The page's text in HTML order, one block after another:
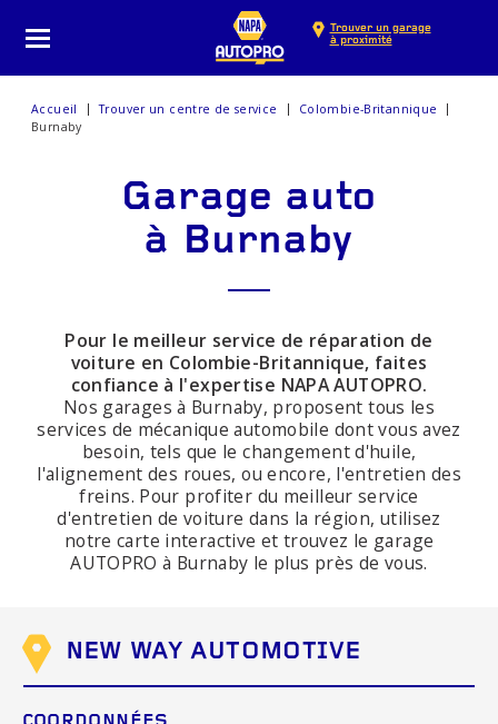
Trouver un garage
à proximité
Accueil Trouver un centre de service
Colombie-Britannique
Burnaby
Garage auto
à Burnaby
Pour le meilleur service de réparation de
voiture en Colombie-Britannique, faites
confiance à l'expertise NAPA AUTOPRO.
Nos garages à Burnaby, proposent tous les
services de mécanique automobile dont vous avez
besoin, tels que le changement d'huile,
l'alignement des roues, ou encore, l'entretien des
freins. Pour profiter du meilleur service
d'entretien de voiture dans la région, utilisez
notre carte interactive et trouvez le garage
AUTOPRO à Burnaby le plus près de vous.
NEW WAY AUTOMOTIVE